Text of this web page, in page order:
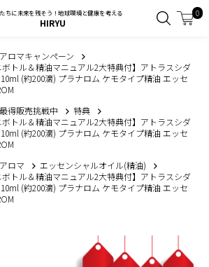
ちに未来を残そう！地球環境と健康を考える
HIRYU
0
アロマキャンペーン
ボトル＆精油マニュアル2大特典付】アトラスシダ
10ml (約200滴) プラナロム ケモタイプ精油 エッセ
最得販売挑戦中
特典
ボトル＆精油マニュアル2大特典付】アトラスシダ
10ml (約200滴) プラナロム ケモタイプ精油 エッセ
アロマ
エッセンシャルオイル(精油)
ボトル＆精油マニュアル2大特典付】アトラスシダ
10ml (約200滴) プラナロム ケモタイプ精油 エッセ